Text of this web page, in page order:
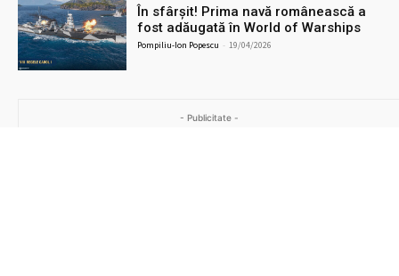
În sfârșit! Prima navă românească a
fost adăugată în World of Warships
Pompiliu-Ion Popescu - 19/04/2026
- Publicitate -